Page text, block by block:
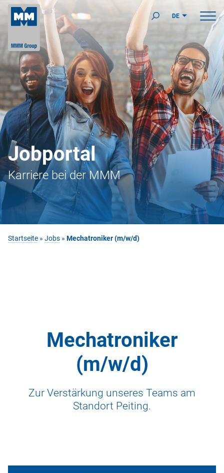
DE
Jobportal
Karriere bei der MMM
Startseite » Jobs » Mechatroniker (m/w/d)
Mechatroniker
(m/w/d)
Zur Verstärkung unseres Teams am
Standort Peiting.